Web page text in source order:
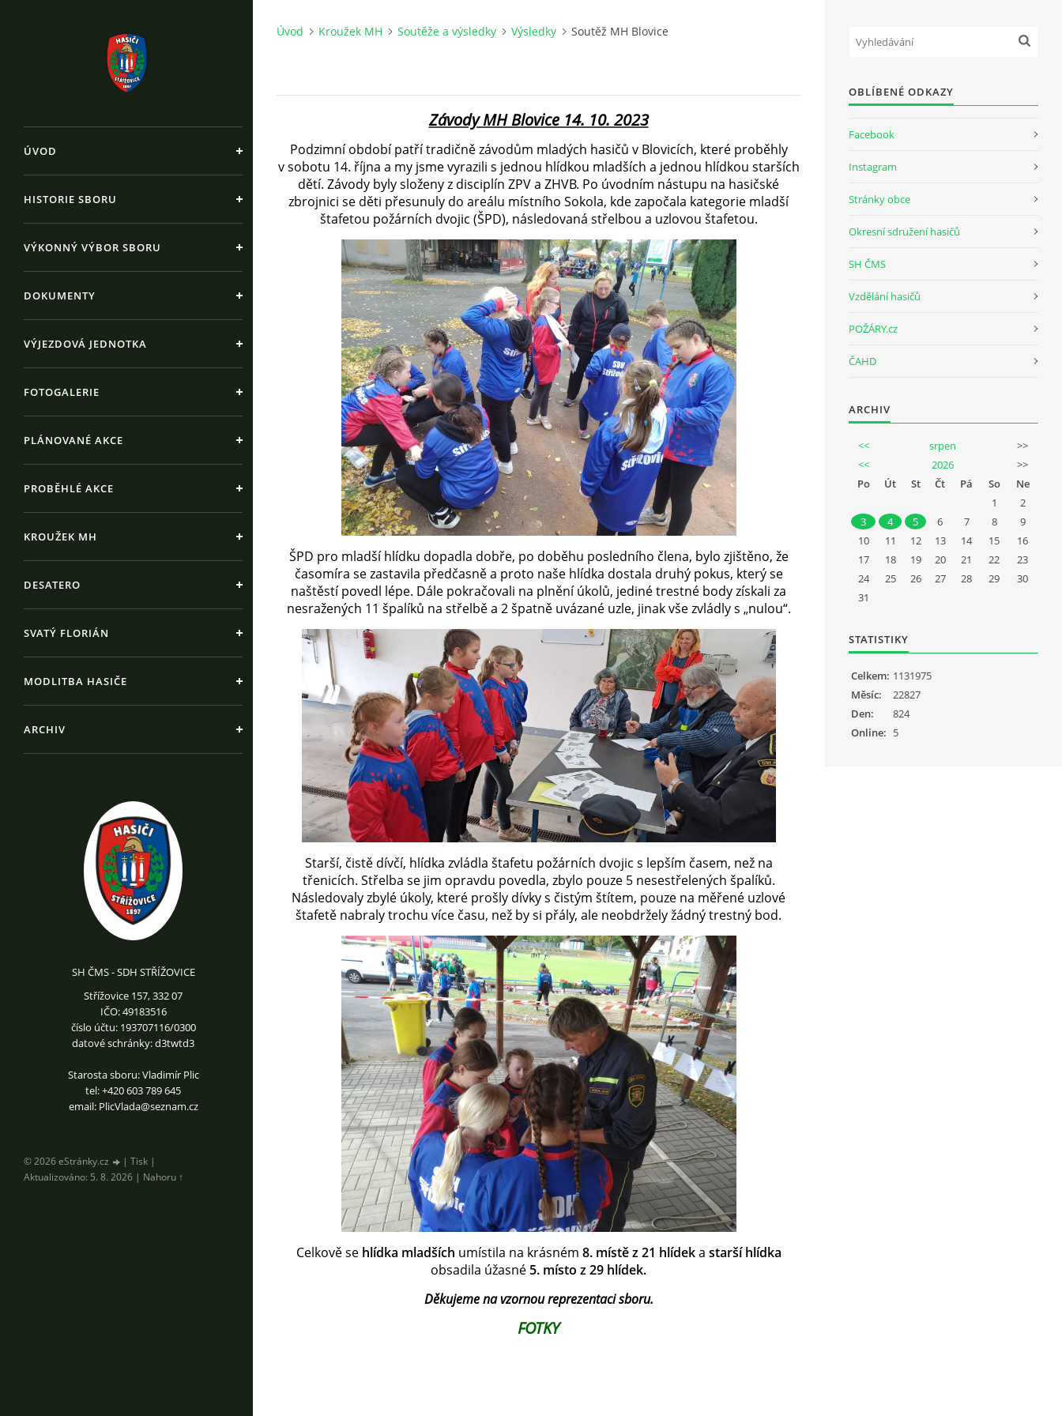
ÚVOD
HISTORIE SBORU
VÝKONNÝ VÝBOR SBORU
DOKUMENTY
VÝJEZDOVÁ JEDNOTKA
FOTOGALERIE
PLÁNOVANÉ AKCE
PROBĚHLÉ AKCE
KROUŽEK MH
DESATERO
SVATÝ FLORIÁN
MODLITBA HASIČE
ARCHIV
SH ČMS - SDH STŘÍŽOVICE
Střížovice 157, 332 07
IČO: 49183516
číslo účtu: 193707116/0300
datové schránky: d3twtd3
Starosta sboru: Vladimír Plic
tel: +420 603 789 645
email: PlicVlada@seznam.cz
© 2026 eStránky.cz | Tisk |
Aktualizováno: 5. 8. 2026 | Nahoru ↑
Úvod Kroužek MH Soutěže a výsledky Výsledky Soutěž MH Blovice
Závody MH Blovice 14. 10. 2023
Podzimní období patří tradičně závodům mladých hasičů v Blovicích, které proběhly
v sobotu 14. října a my jsme vyrazili s jednou hlídkou mladších a jednou hlídkou starších
dětí. Závody byly složeny z disciplín ZPV a ZHVB. Po úvodním nástupu na hasičské
zbrojnici se děti přesunuly do areálu místního Sokola, kde započala kategorie mladší
štafetou požárních dvojic (ŠPD), následovaná střelbou a uzlovou štafetou.
ŠPD pro mladší hlídku dopadla dobře, po doběhu posledního člena, bylo zjištěno, že
časomíra se zastavila předčasně a proto naše hlídka dostala druhý pokus, který se
naštěstí povedl lépe. Dále pokračovali na plnění úkolů, jediné trestné body získali za
nesražených 11 špalíků na střelbě a 2 špatně uvázané uzle, jinak vše zvládly s „nulou“.
Starší, čistě dívčí, hlídka zvládla štafetu požárních dvojic s lepším časem, než na
třenicích. Střelba se jim opravdu povedla, zbylo pouze 5 nesestřelených špalíků.
Následovaly zbylé úkoly, které prošly dívky s čistým štítem, pouze na měřené uzlové
štafetě nabraly trochu více času, než by si přály, ale neobdržely žádný trestný bod.
Celkově se hlídka mladších umístila na krásném 8. místě z 21 hlídeka starší hlídka
obsadila úžasné 5. místo z 29 hlídek.
Děkujeme na vzornou reprezentaci sboru.
FOTKY
OBLÍBENÉ ODKAZY
Facebook
Instagram
Stránky obce
Okresní sdružení hasičů
SH ČMS
Vzdělání hasičů
POŽÁRY.cz
ČAHD
ARCHIV
<< srpen
>>
<<
2026
>>
Po
Út St Čt Pá So
Ne
1
2
3
4 5 6 7 8
9
10
11 12 13 14 15
16
17
18 19 20 21 22
23
24
25 26 27 28 29
30
31
STATISTIKY
Online: 5
Celkem: 1131975
Měsíc:
22827
Den:
824